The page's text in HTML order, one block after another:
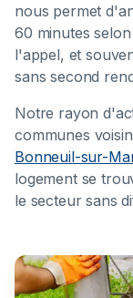
nous permet
60 minutes
l'appel, et
sans second
Notre rayon
communes
Bonneuil-sur-
logement se
le secteur sans